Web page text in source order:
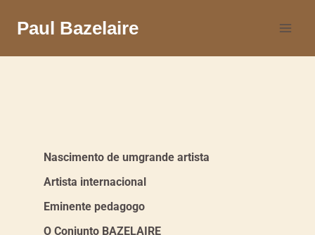
Paul Bazelaire
Nascimento de umgrande artista
Artista internacional
Eminente pedagogo
O Conjunto BAZELAIRE